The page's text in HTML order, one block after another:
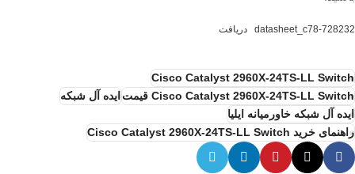
datasheet_c78-728232 دریافت
Cisco Catalyst 2960X-24TS-LL Switch
Cisco Catalyst 2960X-24TS-LL Switch قیمت
ایده آل شبکه
ایده آل شبکه خاورمیانه ایلیا
راهنمای خرید Cisco Catalyst 2960X-24TS-LL Switch